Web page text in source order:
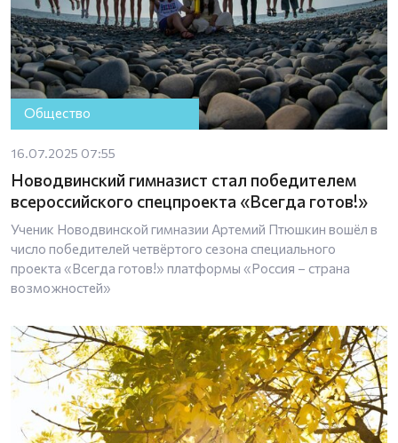
Общество
16.07.2025 07:55
Новодвинский гимназист стал победителем
всероссийского спецпроекта «Всегда готов!»
Ученик Новодвинской гимназии Артемий Птюшкин вошёл в
число победителей четвёртого сезона специального
проекта «Всегда готов!» платформы «Россия – страна
возможностей»